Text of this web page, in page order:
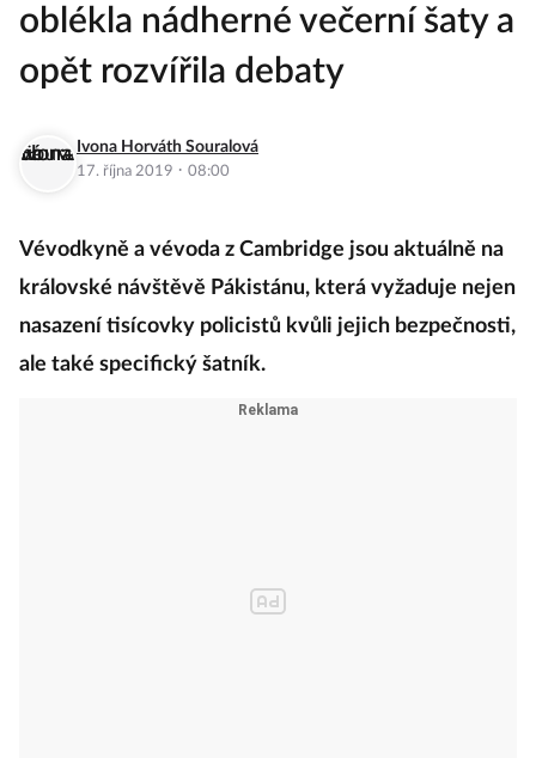
oblékla nádherné večerní šaty a
opět rozvířila debaty
Ivona Horváth Souralová
17. října 2019 · 08:00
Vévodkyně a vévoda z Cambridge jsou aktuálně na
královské návštěvě Pákistánu, která vyžaduje nejen
nasazení tisícovky policistů kvůli jejich bezpečnosti,
ale také specifický šatník.